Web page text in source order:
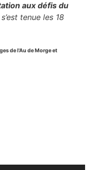
aux défis du
tenue les 18
de l'Au de Morge et